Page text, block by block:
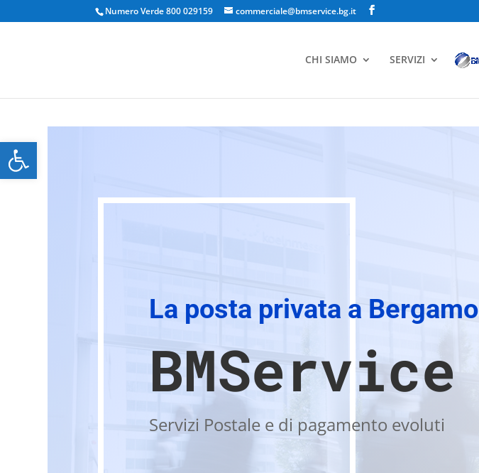
Apri la barra degli strumenti
Numero Verde 800 029159 commerciale@bmservice.bg.it
CHI SIAMO SERVIZI
La posta privata a Bergamo
BMService
Servizi Postale e di pagamento evoluti